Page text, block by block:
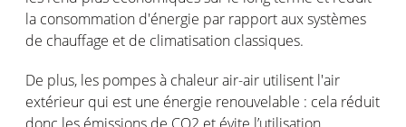
la consommation d'énergie par rapport aux systèmes
de chauffage et de climatisation classiques.
De plus, les pompes à chaleur air-air utilisent l'air
extérieur qui est une énergie renouvelable : cela réduit